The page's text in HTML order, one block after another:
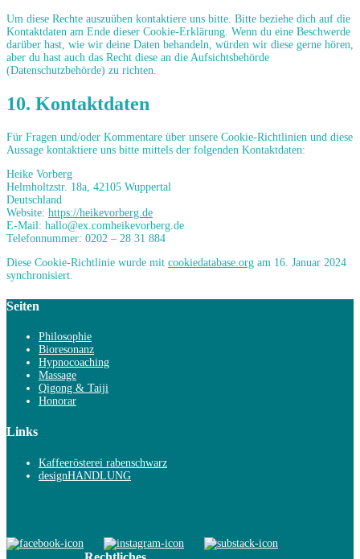
Um diese Rechte auszuüben kontaktiere uns bitte. Bitte beziehe dich auf die
Kontaktdaten am Ende dieser Cookie-Erklärung. Wenn du eine Beschwerde
darüber hast, wie wir deine Daten behandeln, würden wir diese gerne hören,
aber du hast auch das Recht diese an die Aufsichtsbehörde
(Datenschutzbehörde) zu richten.
10. Kontaktdaten
Für Fragen und/oder Kommentare über unsere Cookie-Richtlinien und diese
Aussage kontaktiere uns bitte mittels der folgenden Kontaktdaten:
Heike Vorberg
Helmholtzstr. 18a, 42105 Wuppertal
Deutschland
Website: https://heikevorberg.de
E-Mail: hallo@ex.comheikevorberg.de
Telefonnummer: 0202 – 28 31 884
Diese Cookie-Richtlinie wurde mit cookiedatabase.org am 16. Januar 2024
synchronisiert.
Seiten
Philosophie
Bioresonanz
Hypnocoaching
Massage
Qigong & Taiji
Honorar
Links
Kaffeerösterei rabenschwarz
designHANDLUNG